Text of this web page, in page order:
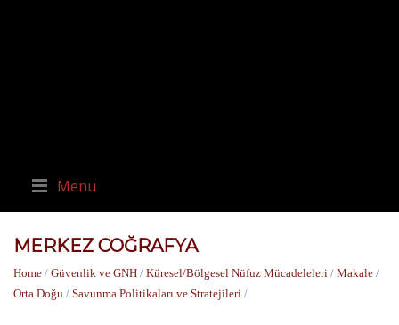
Menu
MERKEZ COĞRAFYA
Home / Güvenlik ve GNH / Küresel/Bölgesel Nüfuz Mücadeleleri / Makale /
Orta Doğu / Savunma Politikaları ve Stratejileri /